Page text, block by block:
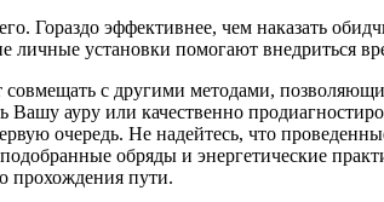
Гораздо эффективнее, чем наказать
личные установки помогают внедриться
совмещать с другими методами,
ауру или качественно
очередь. Не надейтесь, что
обряды и энергетические
прохождения пути.